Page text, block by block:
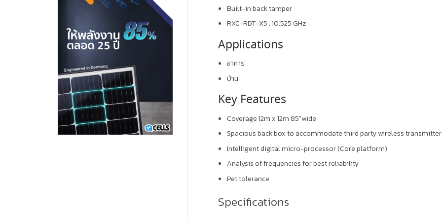
Built-in back tamper
RXC-RDT-X5 ; 10.525 GHz
Applications
อาคาร
บ้าน
Key Features
Coverage 12m x 12m 85°wide
Spacious back box to accommodate third party wireless
Intelligent digital micro-processor (Core platform)
Analysis of frequencies for best reliability
Pet tolerance
Specifications